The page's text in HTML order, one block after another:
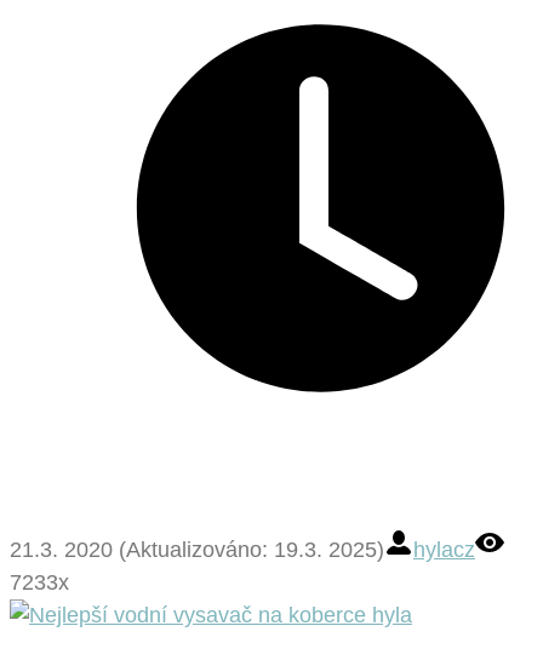
21.3. 2020 (Aktualizováno: 19.3. 2025)
hylacz
7233x